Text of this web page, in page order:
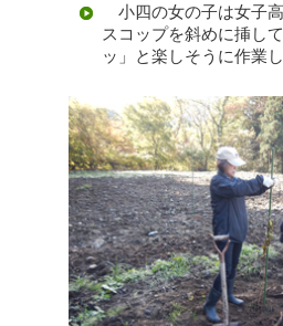
小四の女の子は女子
スコップを斜めに挿し
ッ」と楽しそうに作業